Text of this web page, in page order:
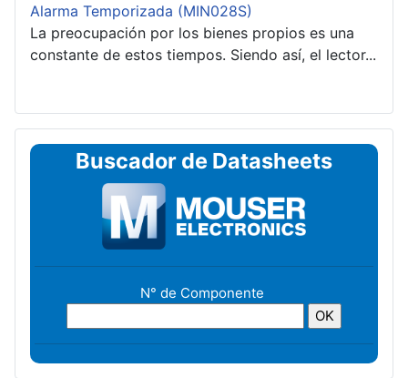
Alarma Temporizada (MIN028S)
La preocupación por los bienes propios es una
constante de estos tiempos. Siendo así, el lector...
Buscador de Datasheets
N° de Componente